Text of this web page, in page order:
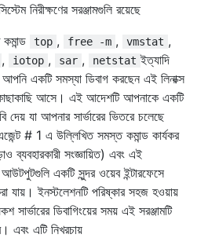
নিরীক্ষণের সরঞ্জামগুলি রয়েছে
top , free -m , vmstat ,
, iotop , sar , netstat ইত্যাদি
একটি সমস্যা ডিবাগ করছেন এই লিনাক্স
আসে। এই আদেশটি আপনাকে একটি
দেয় যা আপনার সার্ভারের ভিতরে চলেছে
# 1 এ উল্লিখিত সমস্ত কমান্ড কার্যকর
ব্যবহারকারী সংজ্ঞায়িত) এবং এই
আউটপুটগুলি একটি সুন্দর ওয়েব ইন্টারফেসে
যায়। ইনস্টলেশনটি পরিষ্কার সহজ হওয়ায়
সার্ভারের ডিবাগিংয়ের সময় এই সরঞ্জামটি
এবং এটি নিখরচায়